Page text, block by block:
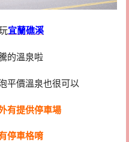
宜蘭礁溪
的溫泉啦
平價溫泉也很可以
有提供停車場
停車格唷